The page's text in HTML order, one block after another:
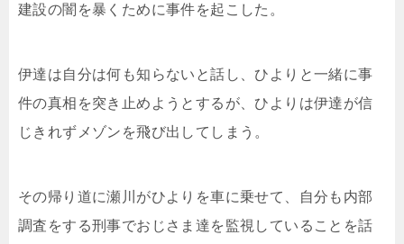
建設の闇を暴くために事件を起こした。
伊達は自分は何も知らないと話し、ひよりと一緒に事
件の真相を突き止めようとするが、ひよりは伊達が信
じきれずメゾンを飛び出してしまう。
その帰り道に瀬川がひよりを車に乗せて、自分も内部
調査をする刑事でおじさま達を監視していることを話